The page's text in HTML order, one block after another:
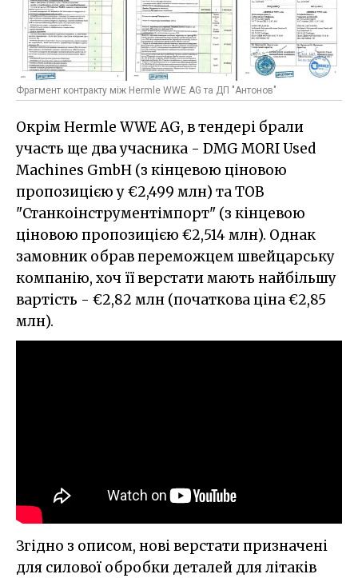
Фрагмент контракту між Hermle WWE AG та ДП "Антонов"
Окрім Hermle WWE AG, в тендері брали
участь ще два учасника - DMG MORI Used
Machines GmbH (з кінцевою ціновою
пропозицією у €2,499 млн) та ТОВ
"Станкоінструментімпорт" (з кінцевою
ціновою пропозицією €2,514 млн). Однак
замовник обрав переможцем швейцарську
компанію, хоч її верстати мають найбільшу
вартість - €2,82 млн (початкова ціна €2,85
млн).
Згідно з описом, нові верстати призначені
для силової обробки деталей для літаків